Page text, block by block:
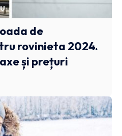
de
rovinieta 2024.
și prețuri